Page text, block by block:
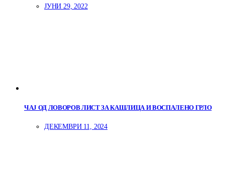
ЈУНИ 29, 2022
ЧАЈ ОД ЛОВОРОВ ЛИСТ ЗА КАШЛИЦА И ВОСПАЛЕНО ГРЛО
ДЕКЕМВРИ 11, 2024